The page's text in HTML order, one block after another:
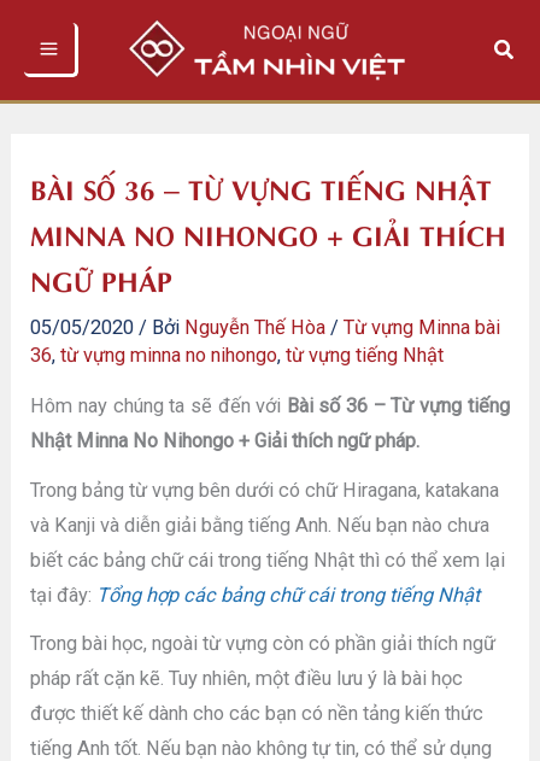
Tìm
BÀI SỐ 36 – TỪ VỰNG TIẾNG NHẬT
MINNA NO NIHONGO + GIẢI THÍCH
NGỮ PHÁP
05/05/2020 / Bởi Nguyễn Thế Hòa /Từ vựng Minna bài
36,từ vựng minna no nihongo,từ vựng tiếng Nhật
Hôm nay chúng ta sẽ đến với Bài số 36 – Từ vựng tiếng
Nhật Minna No Nihongo + Giải thích ngữ pháp.
Trong bảng từ vựng bên dưới có chữ Hiragana, katakana
và Kanji và diễn giải bằng tiếng Anh. Nếu bạn nào chưa
biết các bảng chữ cái trong tiếng Nhật thì có thể xem lại
tại đây: Tổng hợp các bảng chữ cái trong tiếng Nhật
Trong bài học, ngoài từ vựng còn có phần giải thích ngữ
pháp rất cặn kẽ. Tuy nhiên, một điều lưu ý là bài học
được thiết kế dành cho các bạn có nền tảng kiến thức
tiếng Anh tốt. Nếu bạn nào không tự tin, có thể sử dụng